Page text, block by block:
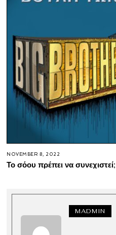
NOVEMBER 8, 2022
Το σόου πρέπει να συνεχιστεί;
MADMIN